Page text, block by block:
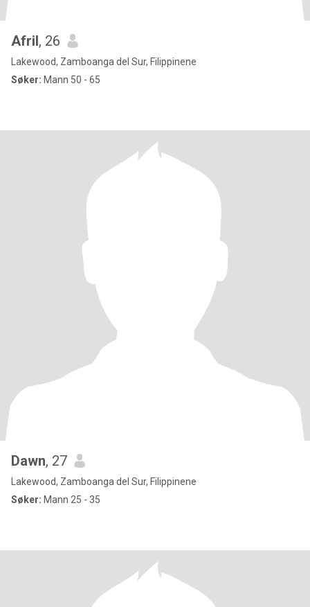
Afril, 26
Lakewood, Zamboanga del Sur, Filippinene
Søker: Mann 50 - 65
Dawn, 27
Lakewood, Zamboanga del Sur, Filippinene
Søker: Mann 25 - 35